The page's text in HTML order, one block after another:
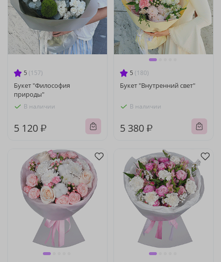
5 (157)
Букет "Философия
природы"
В наличии
5 120 ₽
5 (180)
Букет "Внутренний свет"
В наличии
5 380 ₽